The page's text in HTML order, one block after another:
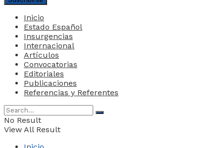
Inicio
Estado Español
Insurgencias
Internacional
Artículos
Convocatorias
Editoriales
Publicaciones
Referencias y Referentes
No Result
View All Result